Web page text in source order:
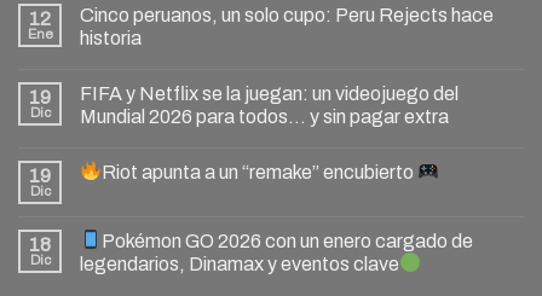
12
Ene
Cinco peruanos, un solo cupo: Peru Rejects hace
historia
19
Dic
FIFA y Netflix se la juegan: un videojuego del
Mundial 2026 para todos… y sin pagar extra
19
Dic
Riot apunta a un “remake” encubierto
18
Dic
Pokémon GO 2026 con un enero cargado de
legendarios, Dinamax y eventos clave